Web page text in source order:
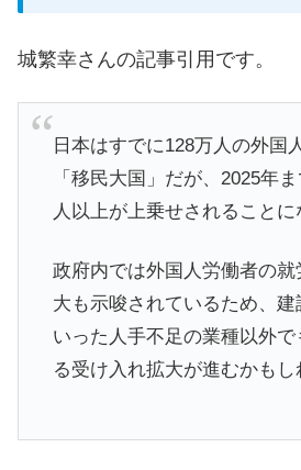
城繁幸さんの記事引用です。
日本はすでに128万人の外国
「移民大国」だが、2025年
人以上が上乗せされることに
政府内では外国人労働者の
大も示唆されているため、建
いった人手不足の業種以外
る受け入れ拡大が進むかもし